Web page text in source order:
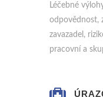
Léčebné
odpovědnost,
zavazadel,
pracovní a